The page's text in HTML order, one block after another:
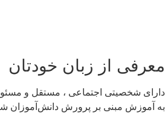
از زبان خودتان
شخصیتی اجتماعی ، مستقل و
آموزش مبنی بر پرورش دانش‌آموزان شاد